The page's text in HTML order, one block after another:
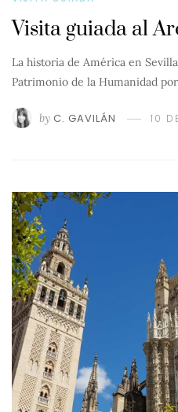
Visita guiada al
La historia de América en
Patrimonio de la Humanidad
by C. GAVILÁN 10